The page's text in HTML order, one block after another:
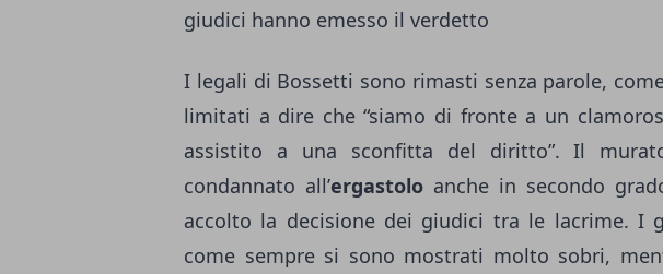
giudici hanno emesso il verdetto
I legali di Bossetti sono rimasti senza parole,
limitati a dire che “siamo di fronte a un
assistito a una sconfitta del diritto”. Il
condannato all’ergastolo anche in secondo
accolto la decisione dei giudici tra le lacrime. I
come sempre si sono mostrati molto sobri,